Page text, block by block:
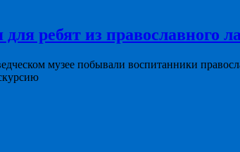
ребят из православного
музее побывали воспитанники